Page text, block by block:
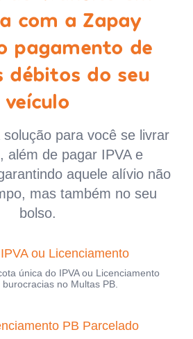
com a Zapay
pagamento de
débitos do seu
veículo
para você se livrar
além de pagar IPVA e
aquele alívio não
mas também no seu
bolso.
ou Licenciamento
única do IPVA ou Licenciamento
burocracias no Multas PB.
PB Parcelado